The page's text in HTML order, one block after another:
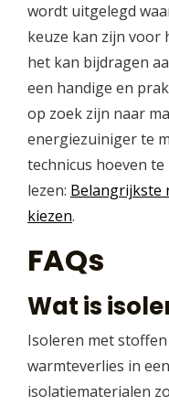
wordt uitgelegd
keuze kan zijn voor
het kan bijdragen
een handige en
op zoek zijn naar
energiezuiniger te
technicus hoeven
lezen: Belangrijkste
kiezen.
FAQs
Wat is
Isoleren met
warmteverlies in
isolatiematerialen